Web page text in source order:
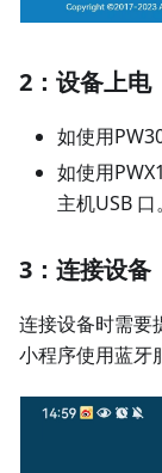
2：设备上电
如使用
如使用
主机USB 口。
3：连接设备
连接设备时需要
小程序使用蓝牙